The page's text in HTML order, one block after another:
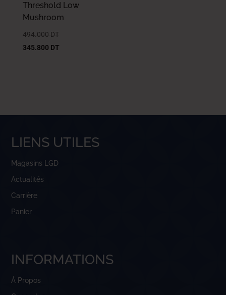
Threshold Low
Mushroom
494.000 DT
345.800 DT
LIENS UTILES
Magasins LGD
Actualités
Carrière
Panier
INFORMATIONS
À Propos